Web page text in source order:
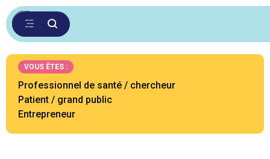
VOUS ÊTES :
Professionnel de santé / chercheur
Patient / grand public
Entrepreneur